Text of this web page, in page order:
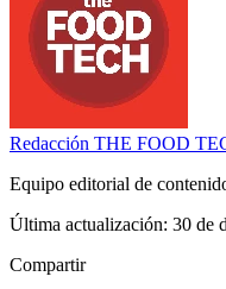
Redacción THE FOOD
Equipo editorial de
Última actualización: 30 de
Compartir